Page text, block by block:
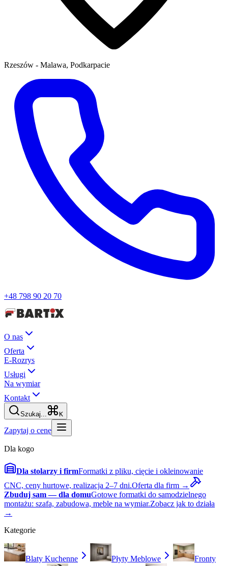
Rzeszów - Malawa, Podkarpacie
+48 798 90 20 70
O nas
Oferta
E-Rozrys
Usługi
Na wymiar
Kontakt
Szukaj... K
Zapytaj o cenę
Dla kogo
Dla stolarzy i firmFormatki z pliku, cięcie i okleinowanie
CNC, ceny hurtowe, realizacja 2–7 dni.Oferta dla firm →
Zbuduj sam — dla domuGotowe formatki do samodzielnego
montażu: szafa, zabudowa, meble na wymiar.Zobacz jak to działa
→
Kategorie
Blaty Kuchenne Płyty Meblowe Fronty